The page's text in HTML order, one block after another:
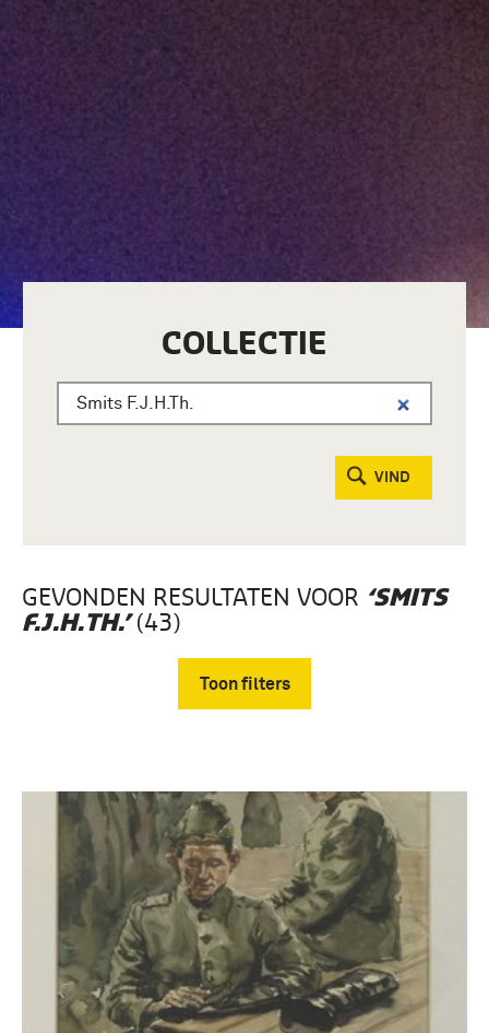
COLLECTIE
VIND
GEVONDEN RESULTATEN VOOR ‘SMITS
F.J.H.TH.’(43)
Toon filters
Documenten, Collectie Smits Sr. (37)
Fotografisch materiaal (3)